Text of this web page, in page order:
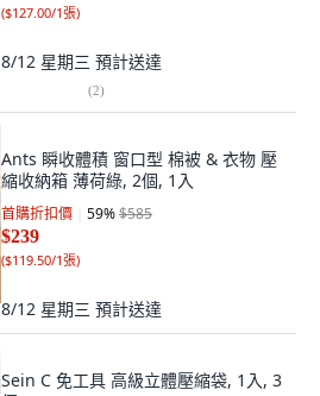
($127.00/1張)
8/12 星期三 預計送達
(2)
Ants 瞬收體積 窗口型 棉被 & 衣物 壓
縮收納箱 薄荷綠, 2個, 1入
首購折扣價 59%$585
$239
($119.50/1張)
8/12 星期三 預計送達
Sein C 免工具 高級立體壓縮袋, 1入, 3